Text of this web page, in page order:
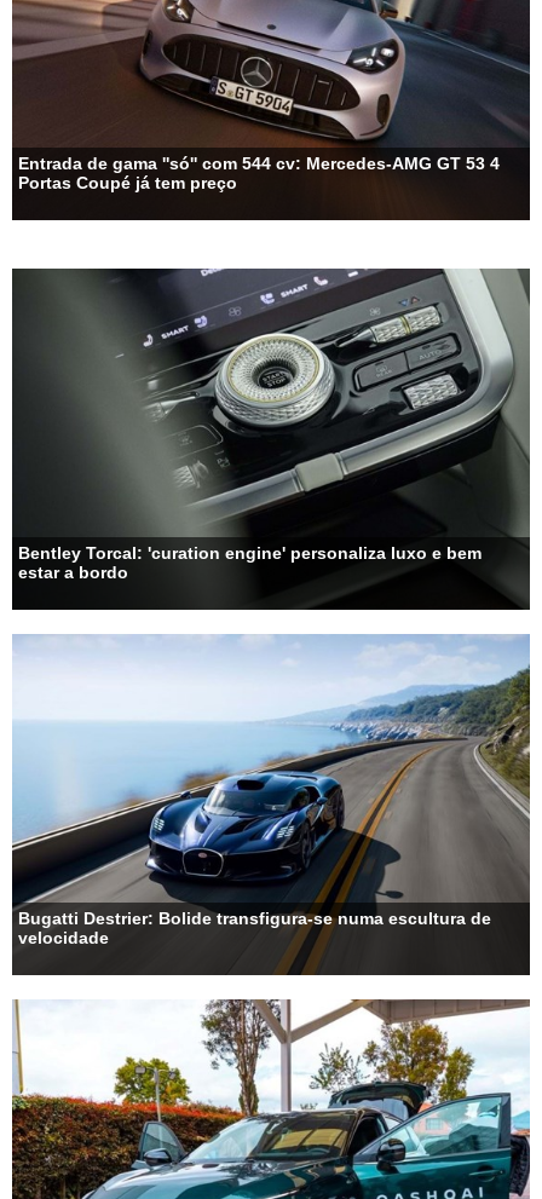
Entrada de gama ''só'' com 544 cv: Mercedes-AMG GT 53 4
Portas Coupé já tem preço
Bentley Torcal: 'curation engine' personaliza luxo e bem
estar a bordo
Bugatti Destrier: Bolide transfigura-se numa escultura de
velocidade